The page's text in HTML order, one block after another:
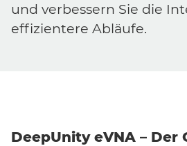
und verbessern Sie die
effizientere Abläufe.
DeepUnity eVNA – Der